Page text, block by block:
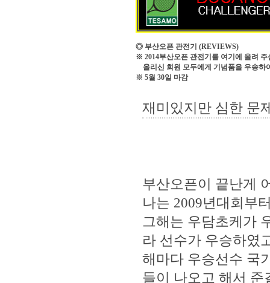
◎ 부산오픈 관전기 (REVIEWS)
※ 2014부산오픈 관전기를 여기에 올려 주
올리신 회원 모두에게 기념품을 우송하
※ 5월 30일 마감
재미있지만 심한 문
부산오픈이 끝난게
나는 2009년대회부
그해는 우담초케가
라 선수가 우승하였
해마다 우승선수 국
들이 나오고 해서 준